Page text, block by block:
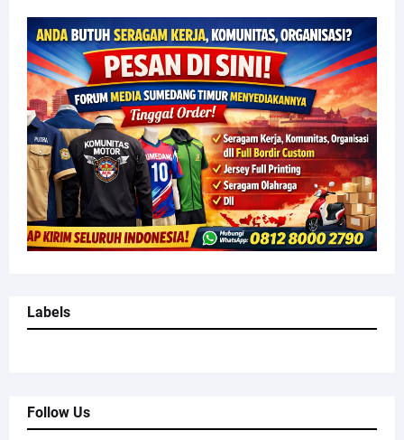
Labels
Follow Us